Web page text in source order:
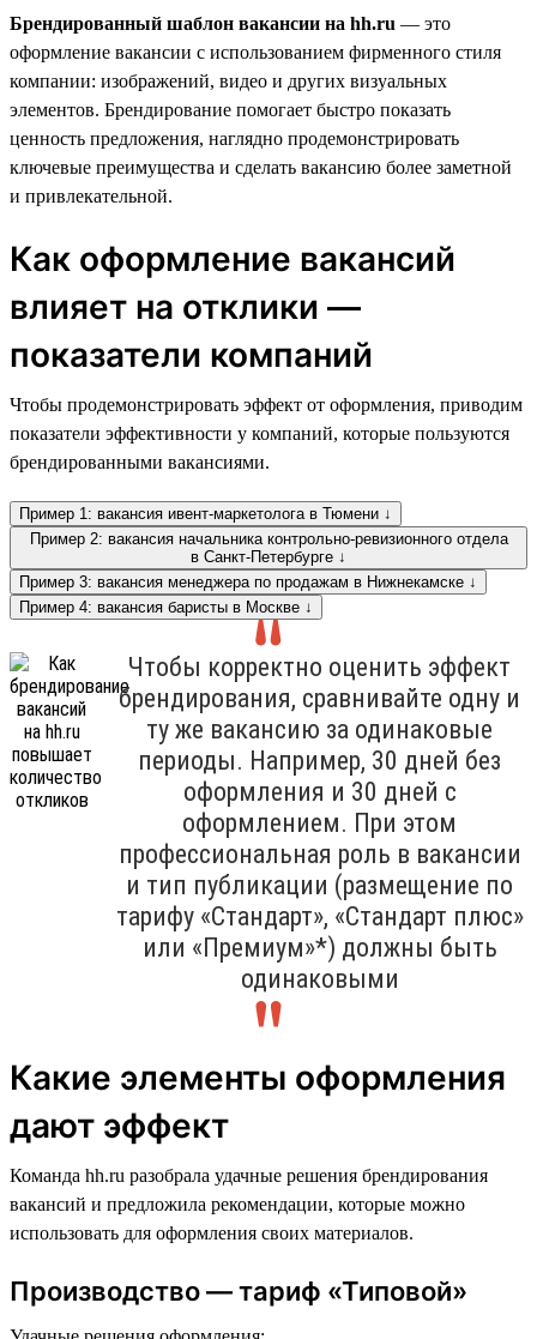
Брендированный шаблон вакансии на hh.ru — это
оформление вакансии с использованием фирменного стиля
компании: изображений, видео и других визуальных
элементов. Брендирование помогает быстро показать
ценность предложения, наглядно продемонстрировать
ключевые преимущества и сделать вакансию более заметной
и привлекательной.
Как оформление вакансий
влияет на отклики —
показатели компаний
Чтобы продемонстрировать эффект от оформления, приводим
показатели эффективности у компаний, которые пользуются
брендированными вакансиями.
Пример 1: вакансия ивент-маркетолога в Тюмени ↓
Пример 2: вакансия начальника контрольно-ревизионного отдела
в Санкт-Петербурге ↓
Пример 3: вакансия менеджера по продажам в Нижнекамске ↓
Пример 4: вакансия баристы в Москве ↓
Чтобы корректно оценить эффект
брендирования, сравнивайте одну и
ту же вакансию за одинаковые
периоды. Например, 30 дней без
оформления и 30 дней с
оформлением. При этом
профессиональная роль в вакансии
и тип публикации (размещение по
тарифу «Стандарт», «Стандарт плюс»
или «Премиум»*) должны быть
одинаковыми
Какие элементы оформления
дают эффект
Команда hh.ru разобрала удачные решения брендирования
вакансий и предложила рекомендации, которые можно
использовать для оформления своих материалов.
Производство — тариф «Типовой»